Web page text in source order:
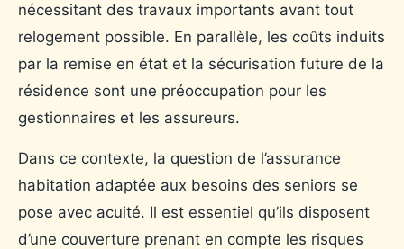
nécessitant des travaux importants avant tout
relogement possible. En parallèle, les coûts induits
par la remise en état et la sécurisation future de la
résidence sont une préoccupation pour les
gestionnaires et les assureurs.
Dans ce contexte, la question de l’assurance
habitation adaptée aux besoins des seniors se
pose avec acuité. Il est essentiel qu’ils disposent
d’une couverture prenant en compte les risques